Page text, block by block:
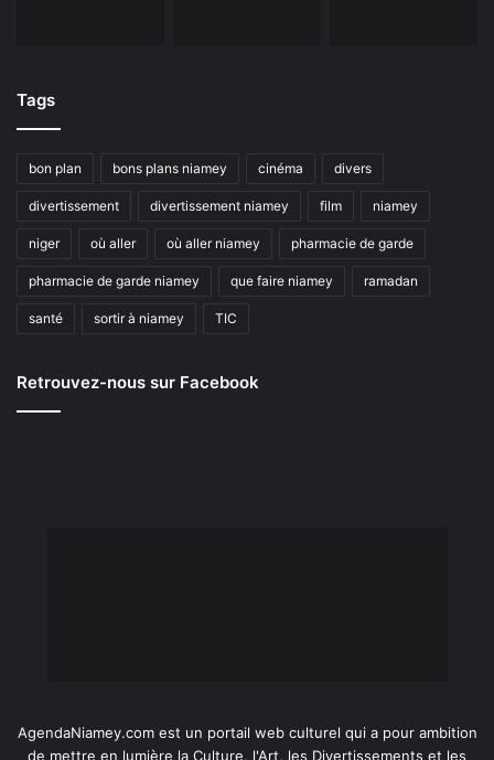
Tags
bon plan bons plans niamey cinéma divers
divertissement divertissement niamey film niamey
niger où aller où aller niamey pharmacie de garde
pharmacie de garde niamey que faire niamey ramadan
santé sortir à niamey TIC
Retrouvez-nous sur Facebook
AgendaNiamey.com est un portail web culturel qui a pour ambition
de mettre en lumière la Culture, l'Art, les Divertissements et les